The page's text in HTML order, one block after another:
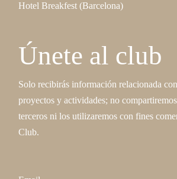
Hotel Breakfest (Barcelona)
Únete al club
Solo recibirás información relacionada
proyectos y actividades; no
terceros ni los utilizaremos con fines
Club.